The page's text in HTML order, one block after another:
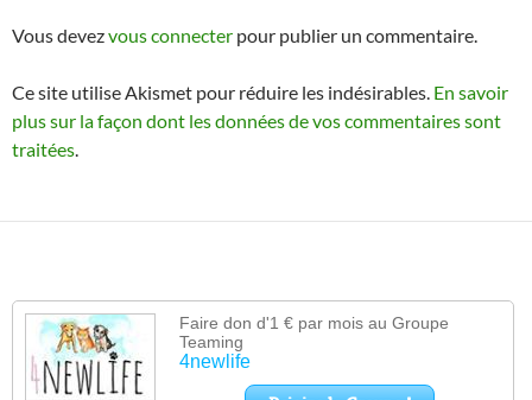
Vous devezvous connecter pour publier un commentaire.
Ce site utilise Akismet pour réduire les indésirables. En savoir
plus sur la façon dont les données de vos commentaires sont
traitées.